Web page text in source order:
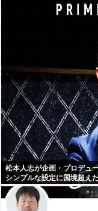
松本人志が企画・プロデュ
シンプルな設定に国境超え